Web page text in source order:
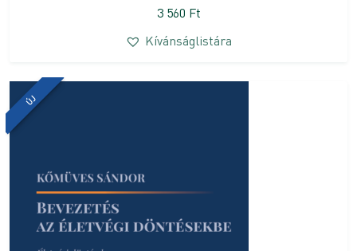
3 560 Ft
Kívánságlistára
ÚJ